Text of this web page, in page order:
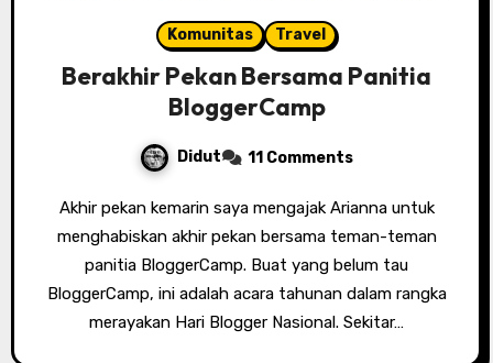
Komunitas Travel
Berakhir Pekan Bersama Panitia
BloggerCamp
Didut 11 Comments
Akhir pekan kemarin saya mengajak Arianna untuk
menghabiskan akhir pekan bersama teman-teman
panitia BloggerCamp. Buat yang belum tau
BloggerCamp, ini adalah acara tahunan dalam rangka
merayakan Hari Blogger Nasional. Sekitar…